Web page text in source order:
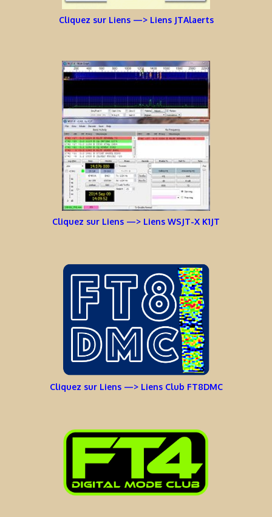
Cliquez sur Liens —> Liens JTAlaerts
Cliquez sur Liens —> Liens WSJT-X K1JT
Cliquez sur Liens —> Liens Club FT8DMC